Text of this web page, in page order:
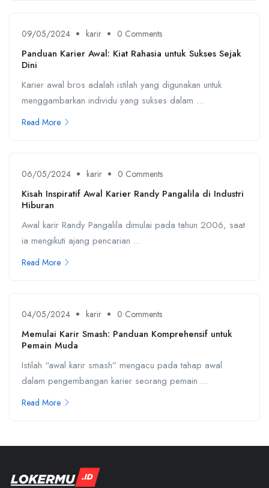
09/05/2024 karir 0 Comments
Panduan Karier Awal: Kiat Rahasia untuk Sukses Sejak
Dini
Karier awal bros adalah istilah yang digunakan untuk
menggambarkan individu yang sukses dalam ...
Read More
06/05/2024 karir 0 Comments
Kisah Inspiratif Awal Karier Randy Pangalila di Industri
Hiburan
Awal karir Randy Pangalila dimulai pada tahun 2006, saat
ia mengikuti ajang pencarian ...
Read More
04/05/2024 karir 0 Comments
Memulai Karir Smash: Panduan Komprehensif untuk
Pemain Muda
Istilah “awal karir smash” mengacu pada tahap awal
dalam pengembangan karier seorang pemain ...
Read More